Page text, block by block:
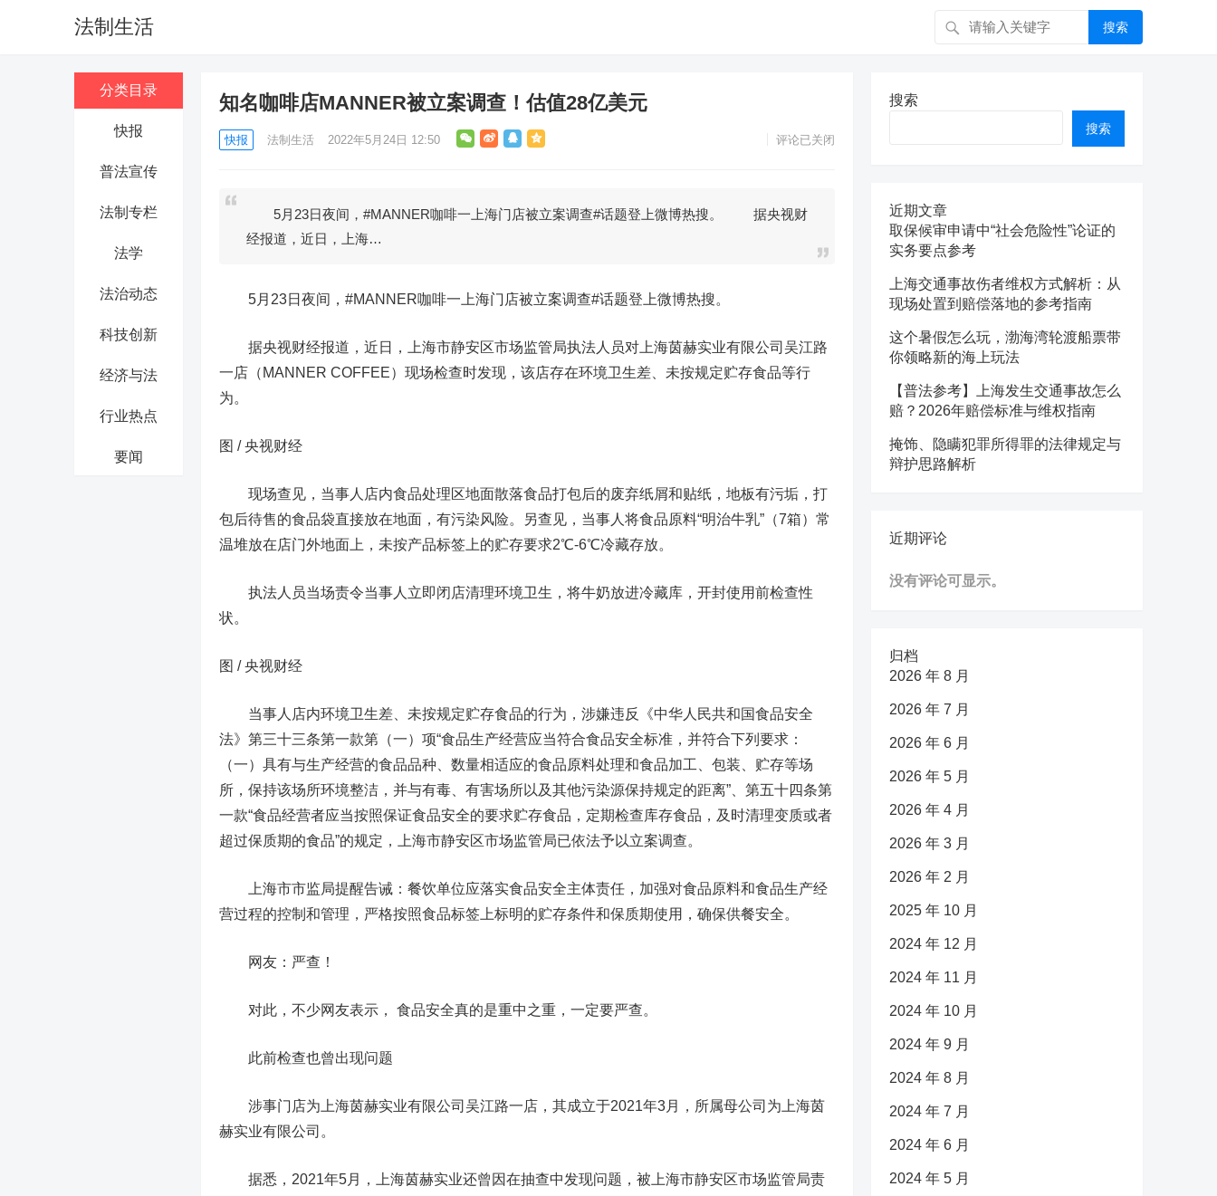
法制生活 搜索
分类目录
快报
普法宣传
法制专栏
法学
法治动态
科技创新
经济与法
行业热点
要闻
知名咖啡店MANNER被立案调查！估值28亿美元
快报 法制生活 2022年5月24日 12:50 评论已关闭
5月23日夜间，#MANNER咖啡一上海门店被立案调查#话题登上微博热搜。 据央视财
经报道，近日，上海…
5月23日夜间，#MANNER咖啡一上海门店被立案调查#话题登上微博热搜。
据央视财经报道，近日，上海市静安区市场监管局执法人员对上海茵赫实业有限公司吴江路
一店（MANNER COFFEE）现场检查时发现，该店存在环境卫生差、未按规定贮存食品等行
为。
图 / 央视财经
现场查见，当事人店内食品处理区地面散落食品打包后的废弃纸屑和贴纸，地板有污垢，打
包后待售的食品袋直接放在地面，有污染风险。另查见，当事人将食品原料“明治牛乳”（7箱）常
温堆放在店门外地面上，未按产品标签上的贮存要求2℃-6℃冷藏存放。
执法人员当场责令当事人立即闭店清理环境卫生，将牛奶放进冷藏库，开封使用前检查性
状。
图 / 央视财经
当事人店内环境卫生差、未按规定贮存食品的行为，涉嫌违反《中华人民共和国食品安全
法》第三十三条第一款第（一）项“食品生产经营应当符合食品安全标准，并符合下列要求：
（一）具有与生产经营的食品品种、数量相适应的食品原料处理和食品加工、包装、贮存等场
所，保持该场所环境整洁，并与有毒、有害场所以及其他污染源保持规定的距离”、第五十四条第
一款“食品经营者应当按照保证食品安全的要求贮存食品，定期检查库存食品，及时清理变质或者
超过保质期的食品”的规定，上海市静安区市场监管局已依法予以立案调查。
上海市市监局提醒告诫：餐饮单位应落实食品安全主体责任，加强对食品原料和食品生产经
营过程的控制和管理，严格按照食品标签上标明的贮存条件和保质期使用，确保供餐安全。
网友：严查！
对此，不少网友表示， 食品安全真的是重中之重，一定要严查。
此前检查也曾出现问题
涉事门店为上海茵赫实业有限公司吴江路一店，其成立于2021年3月，所属母公司为上海茵
赫实业有限公司。
据悉，2021年5月，上海茵赫实业还曾因在抽查中发现问题，被上海市静安区市场监管局责
搜索
搜索
近期文章
取保候审申请中“社会危险性”论证的
实务要点参考
上海交通事故伤者维权方式解析：从
现场处置到赔偿落地的参考指南
这个暑假怎么玩，渤海湾轮渡船票带
你领略新的海上玩法
【普法参考】上海发生交通事故怎么
赔？2026年赔偿标准与维权指南
掩饰、隐瞒犯罪所得罪的法律规定与
辩护思路解析
近期评论
没有评论可显示。
归档
2026 年 8 月
2026 年 7 月
2026 年 6 月
2026 年 5 月
2026 年 4 月
2026 年 3 月
2026 年 2 月
2025 年 10 月
2024 年 12 月
2024 年 11 月
2024 年 10 月
2024 年 9 月
2024 年 8 月
2024 年 7 月
2024 年 6 月
2024 年 5 月